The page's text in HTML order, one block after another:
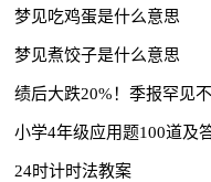
梦见吃鸡蛋是什么意思
梦见煮饺子是什么意思
绩后大跌20%！季报罕见
小学4年级应用题100道及
24时计时法教案